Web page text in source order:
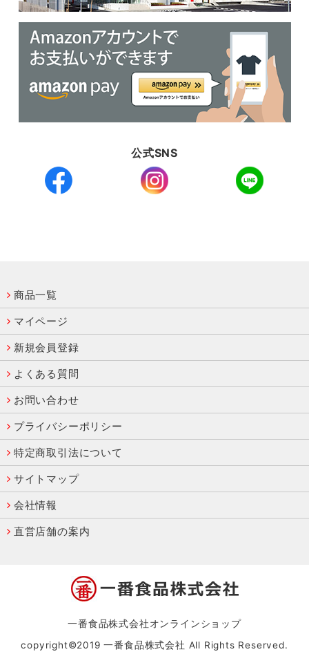
公式SNS
商品一覧
マイページ
新規会員登録
よくある質問
お問い合わせ
プライバシーポリシー
特定商取引法について
サイトマップ
会社情報
直営店舗の案内
一番食品株式会社オンラインショップ
copyright©2019 一番食品株式会社 All Rights Reserved.